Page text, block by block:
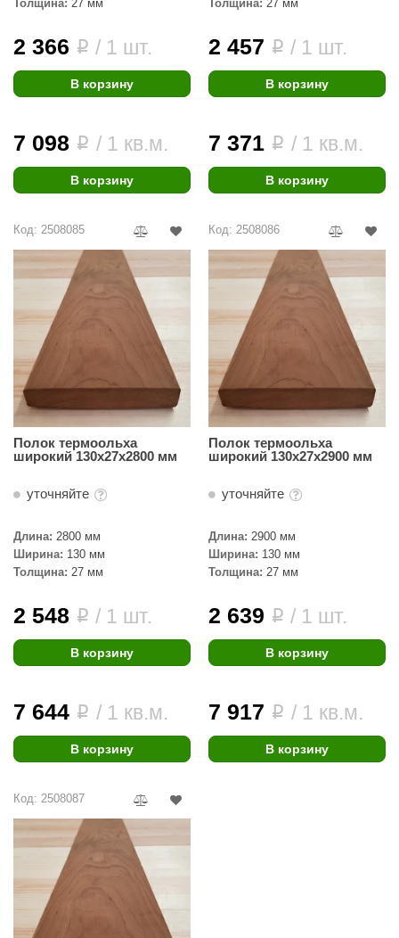
Толщина: 27 мм
2 366 i / 1 шт.
В корзину
7 098 i / 1 кв.м.
В корзину
Толщина: 27 мм
2 457 i / 1 шт.
В корзину
7 371 i / 1 кв.м.
В корзину
Код: 2508085
Полок термоольха
широкий 130х27х2800 мм
уточняйте
Длина: 2800 мм
Ширина: 130 мм
Толщина: 27 мм
2 548 i / 1 шт.
В корзину
7 644 i / 1 кв.м.
В корзину
Код: 2508086
Полок термоольха
широкий 130х27х2900 мм
уточняйте
Длина: 2900 мм
Ширина: 130 мм
Толщина: 27 мм
2 639 i / 1 шт.
В корзину
7 917 i / 1 кв.м.
В корзину
Код: 2508087